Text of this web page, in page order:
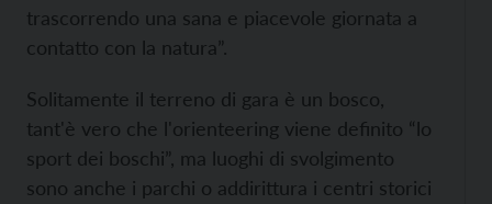
trascorrendo una sana e piacevole giornata a
contatto con la natura”.
Solitamente il terreno di gara è un bosco,
tant'è vero che l'orienteering viene definito “lo
sport dei boschi”, ma luoghi di svolgimento
sono anche i parchi o addirittura i centri storici